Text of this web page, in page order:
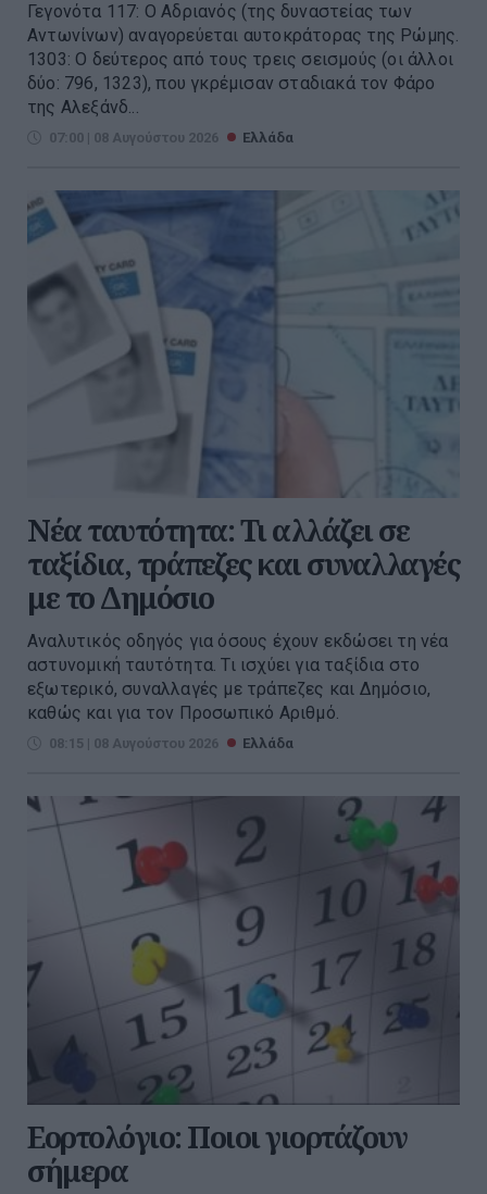
Γεγονότα 117: Ο Αδριανός (της δυναστείας των
Αντωνίνων) αναγορεύεται αυτοκράτορας της Ρώμης.
1303: Ο δεύτερος από τους τρεις σεισμούς (οι άλλοι
δύο: 796, 1323), που γκρέμισαν σταδιακά τον Φάρο
της Αλεξάνδ...
07:00 | 08 Αυγούστου 2026 Ελλάδα
Νέα ταυτότητα: Τι αλλάζει σε
ταξίδια, τράπεζες και συναλλαγές
με το Δημόσιο
Αναλυτικός οδηγός για όσους έχουν εκδώσει τη νέα
αστυνομική ταυτότητα. Τι ισχύει για ταξίδια στο
εξωτερικό, συναλλαγές με τράπεζες και Δημόσιο,
καθώς και για τον Προσωπικό Αριθμό.
08:15 | 08 Αυγούστου 2026 Ελλάδα
Εορτολόγιο: Ποιοι γιορτάζουν
σήμερα